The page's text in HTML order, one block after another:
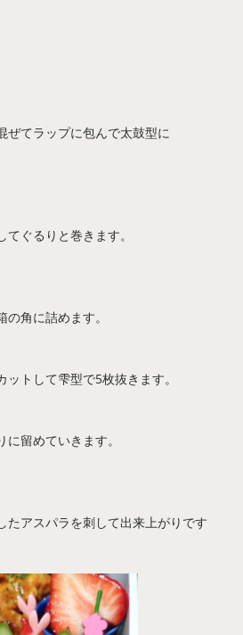
てラップに包んで太鼓型に
ぐるりと巻きます。
角に詰めます。
トして雫型で5枚抜きます。
留めていきます。
アスパラを刺して出来上がりです